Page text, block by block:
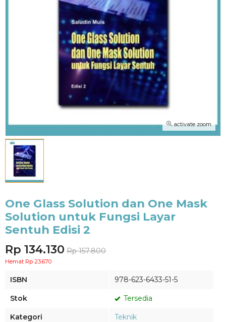
activate zoom
One Glass Solution dan One Mask
Solution untuk Fungsi Layar
Sentuh Edisi 2
Rp 134.130 Rp 157.800
Hemat Rp 23.670
ISBN 978-623-6433-51-5
Stok Tersedia
Kategori Teknik